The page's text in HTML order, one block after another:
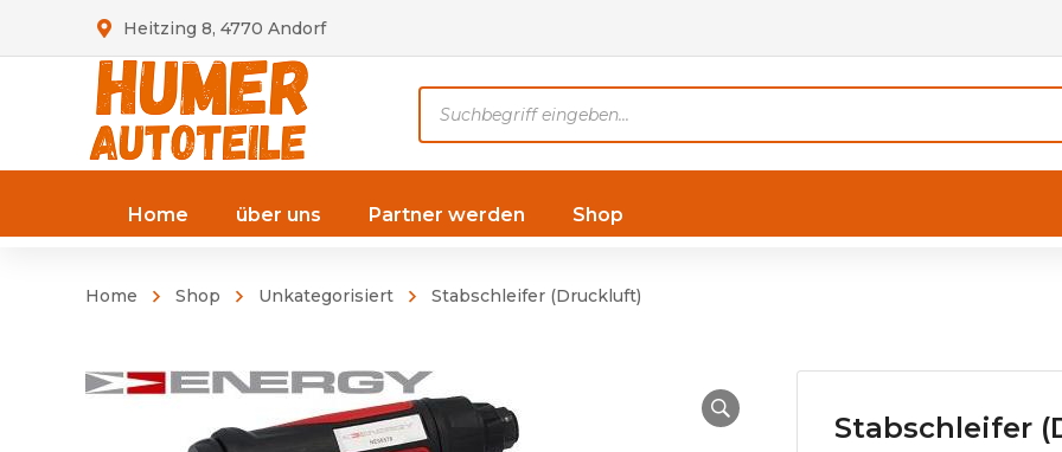
Heitzing 8, 4770 Andorf
search
Home über uns Partner werden Shop
Home Shop Unkategorisiert Stabschleifer (Druckluft)
Stabschleifer